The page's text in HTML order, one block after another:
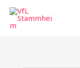
Zum
Inhalt
springen